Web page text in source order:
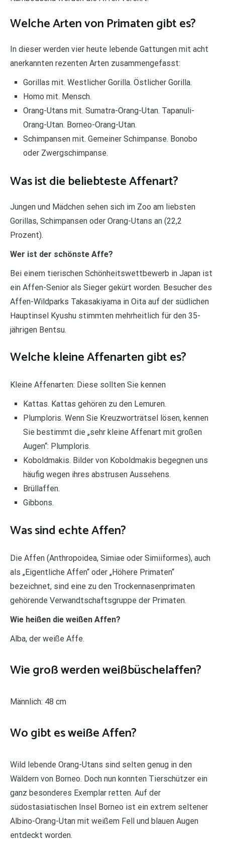
Welche Arten von Primaten gibt es?
In dieser werden vier heute lebende Gattungen mit acht
anerkannten rezenten Arten zusammengefasst:
Gorillas mit. Westlicher Gorilla. Östlicher Gorilla.
Homo mit. Mensch.
Orang-Utans mit. Sumatra-Orang-Utan. Tapanuli-
Orang-Utan. Borneo-Orang-Utan.
Schimpansen mit. Gemeiner Schimpanse. Bonobo
oder Zwergschimpanse.
Was ist die beliebteste Affenart?
Jungen und Mädchen sehen sich im Zoo am liebsten
Gorillas, Schimpansen oder Orang-Utans an (22,2
Prozent).
Wer ist der schönste Affe?
Bei einem tierischen Schönheitswettbewerb in Japan ist
ein Affen-Senior als Sieger gekürt worden. Besucher des
Affen-Wildparks Takasakiyama in Oita auf der südlichen
Hauptinsel Kyushu stimmten mehrheitlich für den 35-
jährigen Bentsu.
Welche kleine Affenarten gibt es?
Kleine Affenarten: Diese sollten Sie kennen
Kattas. Kattas gehören zu den Lemuren.
Plumploris. Wenn Sie Kreuzworträtsel lösen, kennen
Sie bestimmt die „sehr kleine Affenart mit großen
Augen“: Plumploris.
Koboldmakis. Bilder von Koboldmakis begegnen uns
häufig wegen ihres abstrusen Aussehens.
Brüllaffen.
Gibbons.
Was sind echte Affen?
Die Affen (Anthropoidea, Simiae oder Simiiformes), auch
als „Eigentliche Affen“ oder „Höhere Primaten“
bezeichnet, sind eine zu den Trockennasenprimaten
gehörende Verwandtschaftsgruppe der Primaten.
Wie heißen die weißen Affen?
Alba, der weiße Affe.
Wie groß werden weißbüschelaffen?
Männlich: 48 cm
Wo gibt es weiße Affen?
Wild lebende Orang-Utans sind selten genug in den
Wäldern von Borneo. Doch nun konnten Tierschützer ein
ganz besonderes Exemplar retten. Auf der
südostasiatischen Insel Borneo ist ein extrem seltener
Albino-Orang-Utan mit weißem Fell und blauen Augen
entdeckt worden.